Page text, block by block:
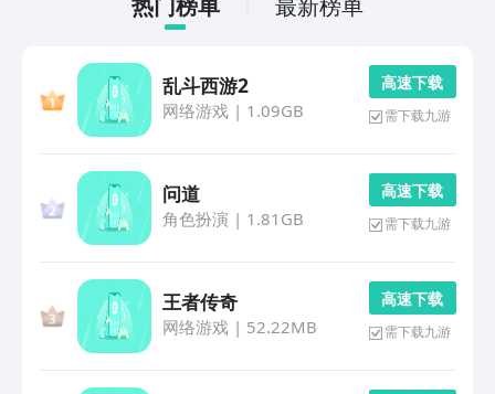
热门榜单 最新榜单
乱斗西游2
网络游戏| 1.09GB
高 速 下 载
需下载九游
问道
角色扮演 | 1.81GB
高 速 下 载
需下载九游
王者传奇
网络游戏| 52.22MB
高 速 下 载
需下载九游